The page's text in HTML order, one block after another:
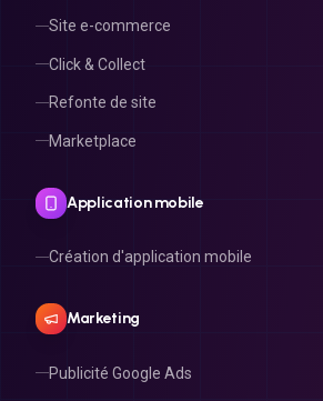
Site e-commerce
Click & Collect
Refonte de site
Marketplace
Application mobile
Création d'application mobile
Marketing
Publicité Google Ads